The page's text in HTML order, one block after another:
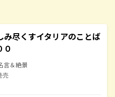
み尽くすイタリアのことば
０
言＆絶景
売